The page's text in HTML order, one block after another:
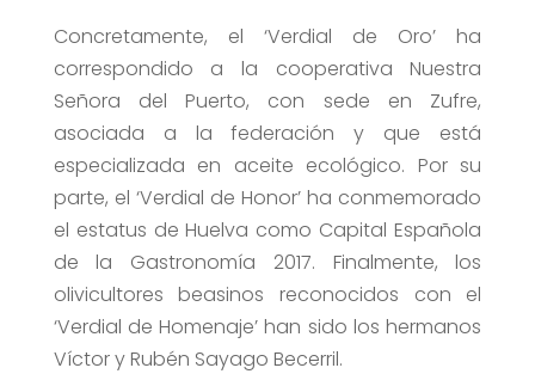
Concretamente, el ‘Verdial de Oro’ ha
correspondido a la cooperativa Nuestra
Señora del Puerto, con sede en Zufre,
asociada a la federación y que está
especializada en aceite ecológico. Por su
parte, el ‘Verdial de Honor’ ha conmemorado
el estatus de Huelva como Capital Española
de la Gastronomía 2017. Finalmente, los
olivicultores beasinos reconocidos con el
‘Verdial de Homenaje’ han sido los hermanos
Víctor y Rubén Sayago Becerril.